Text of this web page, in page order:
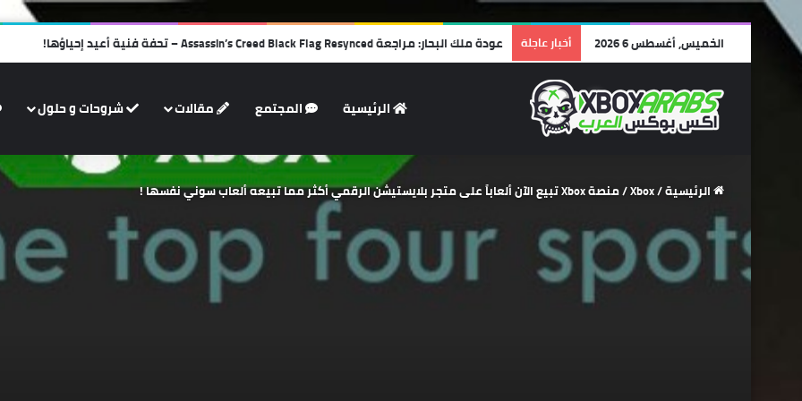
الخميس, أغسطس 6 2026 أخبار عاجلة مراجعة Lego Batman: Legacy of the Dark Knight | أفضل ألعاب الليجو… وأجمل رسالة حب لشخصية باتمان!
الرئيسية المجتمع مقالات شروحات و حلول
الرئيسية/
Xbox
/منصة Xbox تبيع الآن ألعاباً على متجر بلايستيشن الرقمي أكثر مما تبيعه ألعاب سوني نفسها !